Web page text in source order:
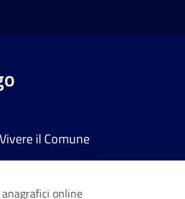
Vivere il Comune
online